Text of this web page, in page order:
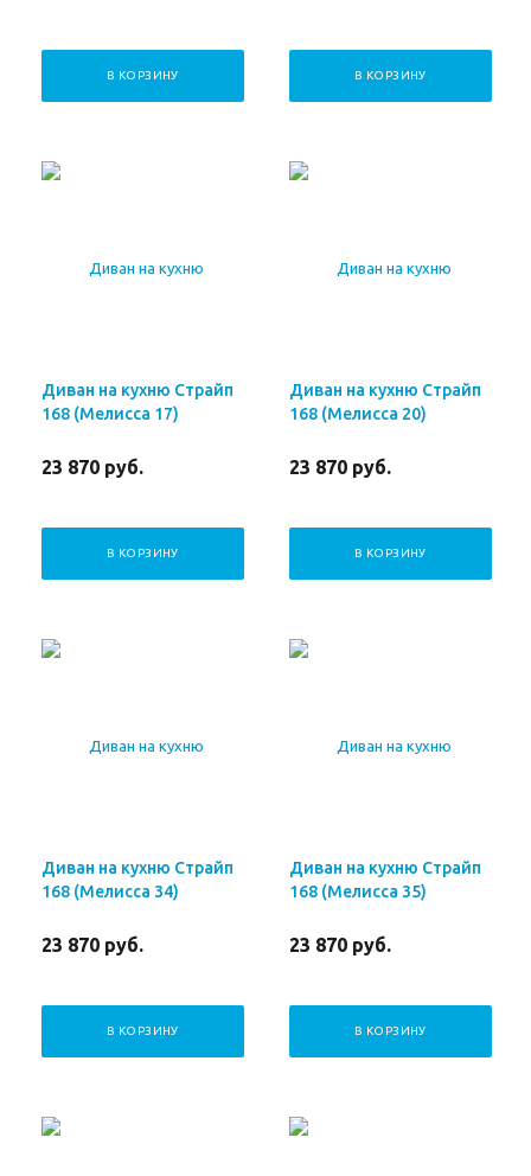
В КОРЗИНУ В КОРЗИНУ
Диван на кухню Страйп
168 (Мелисса 17)
23 870 руб.
В КОРЗИНУ
Диван на кухню Страйп
168 (Мелисса 20)
23 870 руб.
В КОРЗИНУ
Диван на кухню Страйп
168 (Мелисса 34)
23 870 руб.
В КОРЗИНУ
Диван на кухню Страйп
168 (Мелисса 35)
23 870 руб.
В КОРЗИНУ